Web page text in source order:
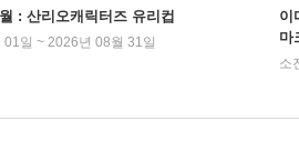
: 산리오캐릭터즈 유리컵
일 ~ 2026년 08월 31일
이
마
소